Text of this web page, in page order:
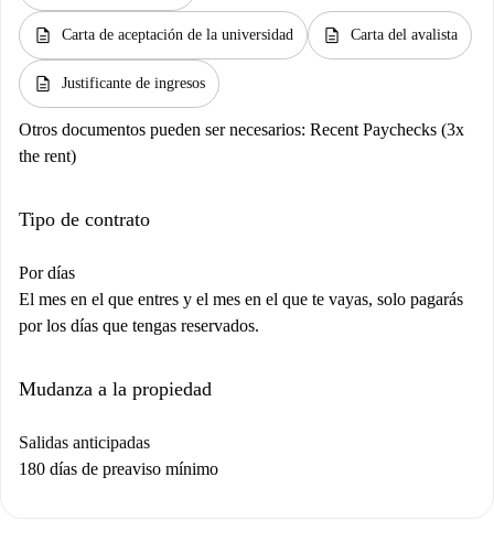
description Carta de aceptación de la universidad description Carta del avalista
description Justificante de ingresos
Otros documentos pueden ser necesarios: Recent Paychecks (3x
the rent)
Tipo de contrato
Por días
El mes en el que entres y el mes en el que te vayas, solo pagarás
por los días que tengas reservados.
Mudanza a la propiedad
Salidas anticipadas
180 días de preaviso mínimo